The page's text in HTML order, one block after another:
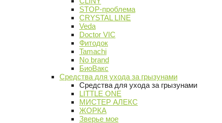
STOP-проблема
CRYSTAL LINE
Veda
Doctor VIC
Фитодок
Tamachi
No brand
БиоВакс
Средства для ухода за грызунами
Средства для ухода за грызунами
LITTLE ONE
МИСТЕР АЛЕКС
ЖОРКА
Зверье мое